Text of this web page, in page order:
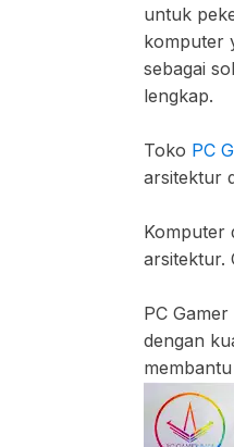
untuk
komputer
sebagai
lengkap.
Toko PC
arsitektur
Komputer
arsitektur.
PC
dengan